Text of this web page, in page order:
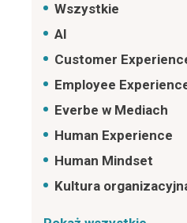
AI
Customer
Employee
Everbe w Mediach
Human Experience
Human Mindset
Kultura
Wszystkie